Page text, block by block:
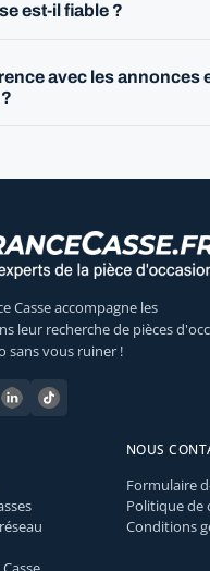
est-il fiable ?
avec les annonces
Casse accompagne les
leur recherche de pièces
sans vous ruiner !
NOUS
Formulaire
Politique de
Conditions